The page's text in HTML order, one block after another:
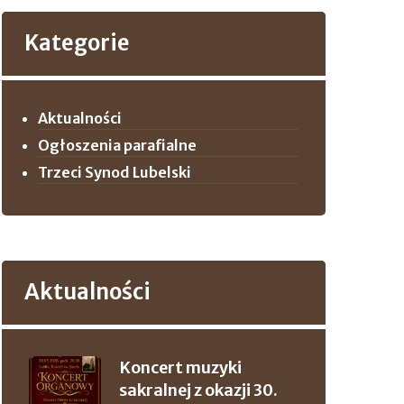
Kategorie
Aktualności
Ogłoszenia parafialne
Trzeci Synod Lubelski
Aktualności
Koncert muzyki
sakralnej z okazji 30.